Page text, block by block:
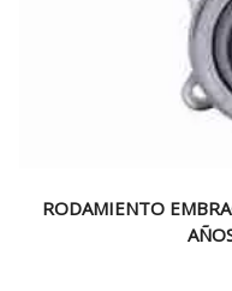
RODAMIENTO